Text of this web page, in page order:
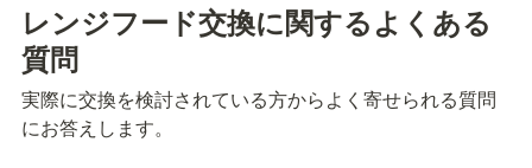
レンジフード交換に関するよくある
質問
実際に交換を検討されている方からよく寄せられる質問
にお答えします。